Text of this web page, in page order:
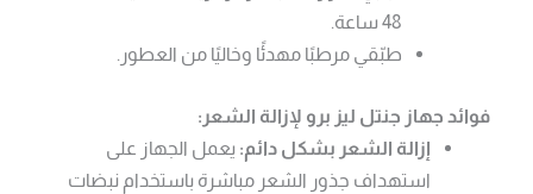
48 ساعة.
طبّقي مرطبًا مهدئًا وخاليًا من العطور.
فوائد جهاز جنتل ليز برو لإزالة الشعر:
إزالة الشعر بشكل دائم: يعمل الجهاز على
استهداف جذور الشعر مباشرة باستخدام نبضات